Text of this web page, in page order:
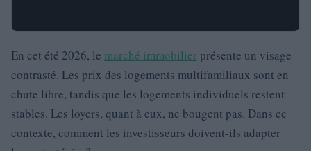
En cet été 2026, le marché immobilier présente un visage
contrasté. Les prix des logements multifamiliaux sont en
chute libre, tandis que les logements individuels restent
stables. Les loyers, quant à eux, ne bougent pas. Dans ce
contexte, comment les investisseurs doivent-ils adapter